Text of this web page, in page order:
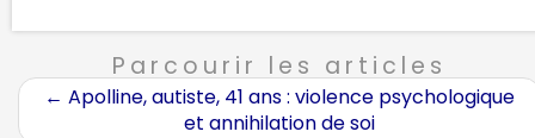
Parcourir les articles
← Apolline, autiste, 41 ans : violence psychologique
et annihilation de soi